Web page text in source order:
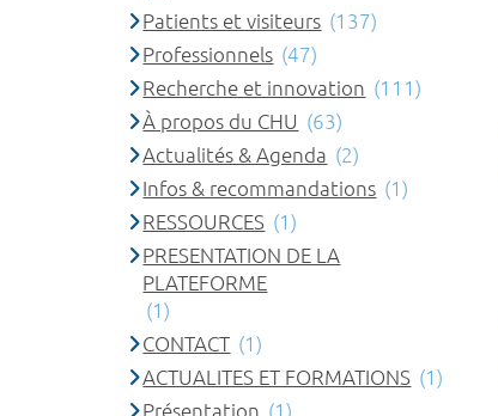
Patients et visiteurs (137)
Professionnels (47)
Recherche et innovation (111)
À propos du CHU (63)
Actualités & Agenda (2)
Infos & recommandations (1)
RESSOURCES (1)
PRESENTATION DE LA
PLATEFORME
(1)
CONTACT (1)
ACTUALITES ET FORMATIONS (1)
Présentation (1)